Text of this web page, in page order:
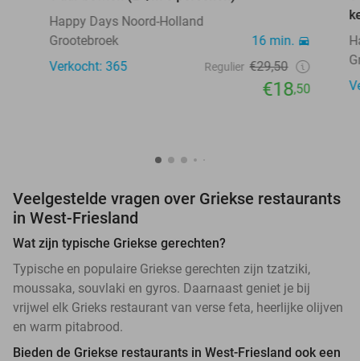
Happy Days Noord-Holland
Grootebroek
16 min.
Verkocht: 365
Regulier €29,50
€18,50
Veelgestelde vragen over Griekse restaurants
in West-Friesland
Wat zijn typische Griekse gerechten?
Typische en populaire Griekse gerechten zijn tzatziki,
moussaka, souvlaki en gyros. Daarnaast geniet je bij
vrijwel elk Grieks restaurant van verse feta, heerlijke olijven
en warm pitabrood.
Bieden de Griekse restaurants in West-Friesland ook een